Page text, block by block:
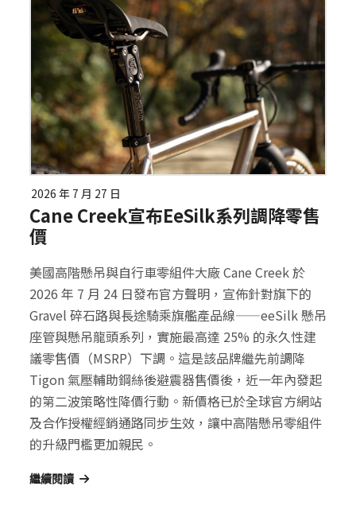
2026 年 7 月 27 日
Cane Creek宣布eeSilk系列調降零售
價
美國高階懸吊與自行車零組件大廠 Cane Creek 於
2026 年 7 月 24 日發布官方聲明，宣佈針對旗下的
Gravel 碎石路與長途騎乘旗艦產品線——eeSilk 懸吊
座管與懸吊龍頭系列，實施最高達 25% 的永久性建
議零售價（MSRP）下調。這是該品牌繼先前調降
Tigon 氣壓輔助鋼絲後避震器售價後，近一年內發起
的第二波策略性降價行動。新價格已於全球官方網站
及合作授權經銷通路同步生效，讓中高階懸吊零組件
的升級門檻更加親民。
繼續閱讀